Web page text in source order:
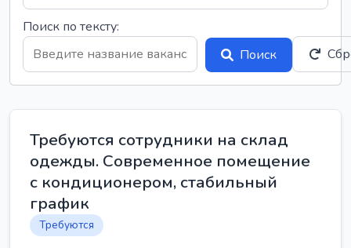
Поиск по тексту:
Поиск
Требуются сотрудники на склад
одежды. Современное помещение
с кондиционером, стабильный
график
Требуются